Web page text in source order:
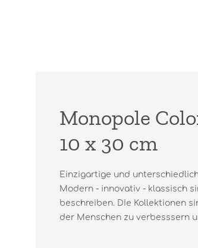
Monopole
10 x 30 cm
Einzigartige und
Modern - innovativ - klassisch
beschreiben. DIe Kollektionen
der Menschen zu verbesssern